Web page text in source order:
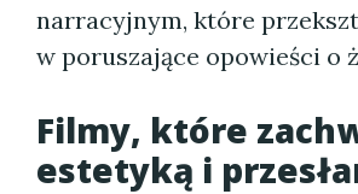
narracyjnym, które
w poruszające opowieści o
Filmy, które
estetyką i